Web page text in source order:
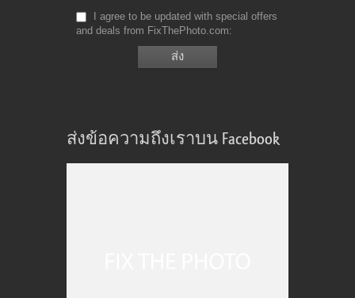
I agree to be updated with special offers
and deals from FixThePhoto.com
ส่งข้อความถึงเราบน Facebook